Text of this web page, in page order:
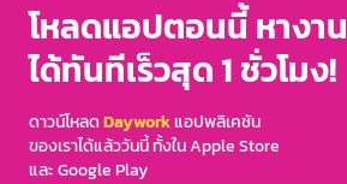
โหลดแอปตอนนี้ หางาน
ได้ทันทีเร็วสุด 1 ชั่วโมง!
ดาวน์โหลดDayworkแอปพลิเคชัน
ของเราได้แล้ววันนี้ ทั้งใน Apple Store
และ Google Play